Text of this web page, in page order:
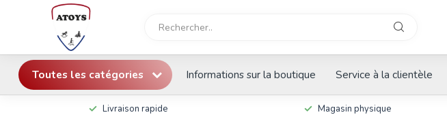
Toutes les catégories Informations sur la boutique Service à la clientèle
Livraison rapide Magasin physique